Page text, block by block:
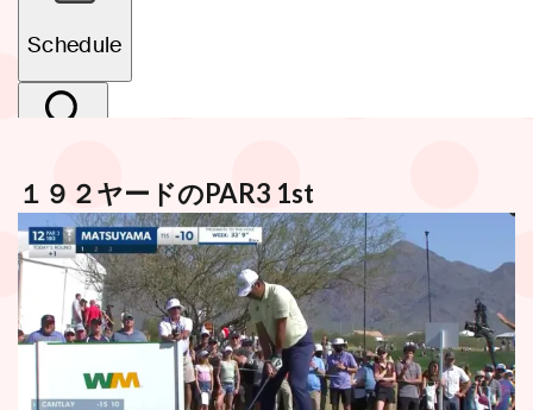
１９２ヤードのPAR3 1st